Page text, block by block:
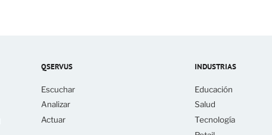
QSERVUS
Escuchar
Analizar
Actuar
INDUSTRIAS
Educación
Salud
Tecnología